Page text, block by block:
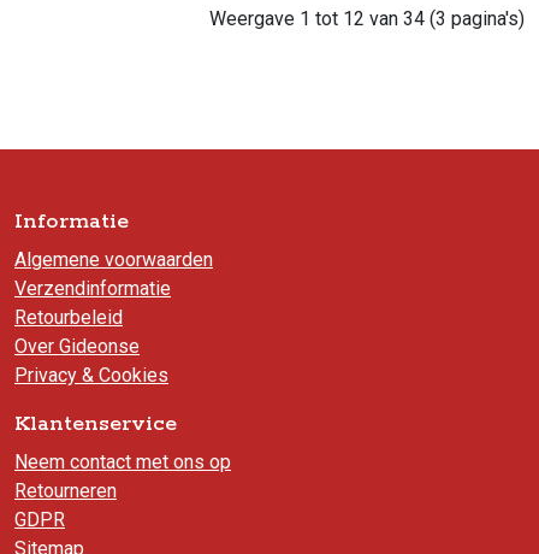
Weergave 1 tot 12 van 34 (3 pagina's)
Informatie
Algemene voorwaarden
Verzendinformatie
Retourbeleid
Over Gideonse
Privacy & Cookies
Klantenservice
Neem contact met ons op
Retourneren
GDPR
Sitemap